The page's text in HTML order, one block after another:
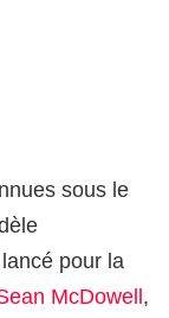
sous le
pour la
McDowell,